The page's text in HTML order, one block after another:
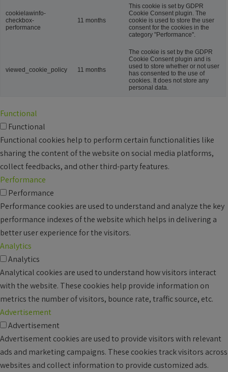
cookielawinfo-
checkbox-
performance
11 months
This cookie is set by GDPR
Cookie Consent plugin. The
cookie is used to store the user
consent for the cookies in the
category "Performance".
viewed_cookie_policy 11 months
The cookie is set by the GDPR
Cookie Consent plugin and is
used to store whether or not user
has consented to the use of
cookies. It does not store any
personal data.
Functional
Functional
Functional cookies help to perform certain functionalities like
sharing the content of the website on social media platforms,
collect feedbacks, and other third-party features.
Performance
Performance
Performance cookies are used to understand and analyze the key
performance indexes of the website which helps in delivering a
better user experience for the visitors.
Analytics
Analytics
Analytical cookies are used to understand how visitors interact
with the website. These cookies help provide information on
metrics the number of visitors, bounce rate, traffic source, etc.
Advertisement
Advertisement
Advertisement cookies are used to provide visitors with relevant
ads and marketing campaigns. These cookies track visitors across
websites and collect information to provide customized ads.